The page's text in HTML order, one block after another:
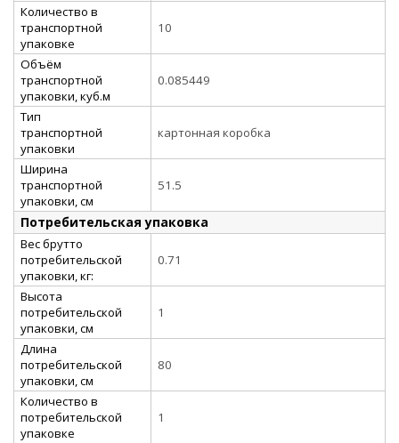
Количество в
транспортной
упаковке
10
Объём
транспортной
упаковки, куб.м
0.085449
Тип
транспортной
упаковки
картонная коробка
Ширина
транспортной
упаковки, см
51.5
Потребительская упаковка
Вес брутто
потребительской
упаковки, кг:
0.71
Высота
потребительской
упаковки, см
1
Длина
потребительской
упаковки, см
80
Количество в
потребительской
упаковке
1